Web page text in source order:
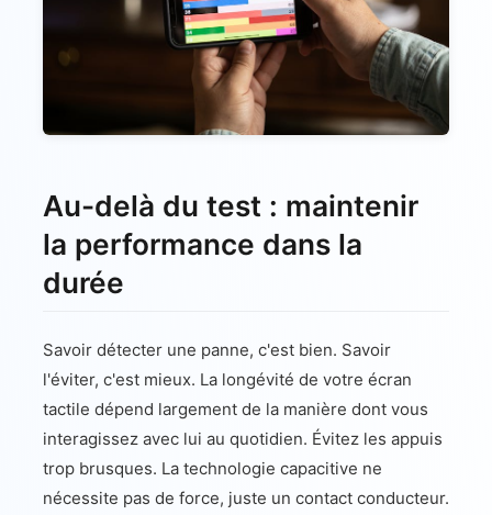
Au-delà du test : maintenir
la performance dans la
durée
Savoir détecter une panne, c'est bien. Savoir
l'éviter, c'est mieux. La longévité de votre écran
tactile dépend largement de la manière dont vous
interagissez avec lui au quotidien. Évitez les appuis
trop brusques. La technologie capacitive ne
nécessite pas de force, juste un contact conducteur.